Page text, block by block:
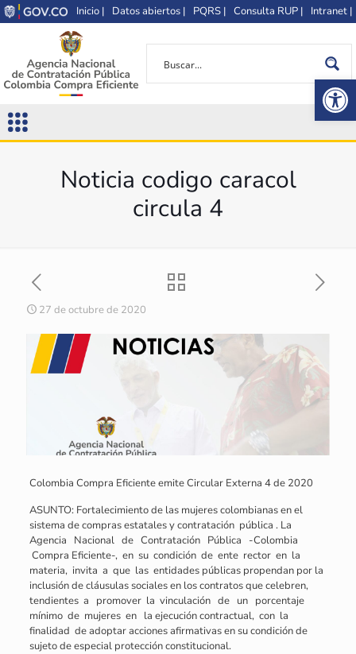
Inicio | Datos abiertos | PQRS | Consulta RUP | Intranet |
Noticia codigo caracol
circula 4
27 de octubre de 2020
Colombia Compra Eficiente emite Circular Externa 4 de 2020
ASUNTO: Fortalecimiento de las mujeres colombianas en el
sistema de compras estatales y contratación pública . La
Agencia Nacional de Contratación Pública -Colombia
Compra Eficiente-, en su condición de ente rector en la
materia, invita a que las entidades públicas propendan por la
inclusión de cláusulas sociales en los contratos que celebren,
tendientes a promover la vinculación de un porcentaje
mínimo de mujeres en la ejecución contractual, con la
finalidad de adoptar acciones afirmativas en su condición de
sujeto de especial protección constitucional.